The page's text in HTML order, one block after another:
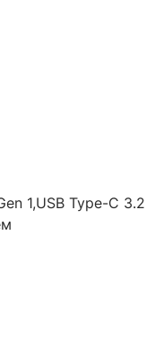
1,USB Type-C